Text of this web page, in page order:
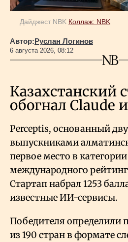
Дайджест NBK Коллаж: NBK
Автор:Руслан Логинов
6 августа 2026, 08:12
Казахстанский
обогнал Claude
Perceptis, основанный
выпускниками
первое место в
международного
Стартап набрал 1253
известные ИИ-сервисы.
Победителя определили
из 190 стран в формате